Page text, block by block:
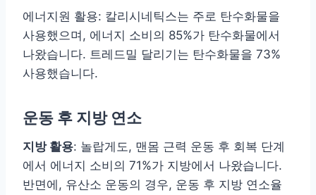
에너지원 활용: 칼리시네틱스는 주로 탄수화물을
사용했으며, 에너지 소비의 85%가 탄수화물에서
나왔습니다. 트레드밀 달리기는 탄수화물을 73%
사용했습니다.
운동 후 지방 연소
지방 활용: 놀랍게도, 맨몸 근력 운동 후 회복 단계
에서 에너지 소비의 71%가 지방에서 나왔습니다.
반면에, 유산소 운동의 경우, 운동 후 지방 연소율